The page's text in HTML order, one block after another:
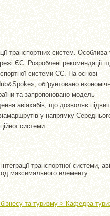
транспортних систем. Особлива
ЄС. Розроблені рекомендації
системи ЄС. На основі
обґрунтовано
та запропоновано модель
авіахабів, що дозволяє
у напрямку
системи.
транспортної системи,
максимального елементу
бізнесу та туризму > Кафедра